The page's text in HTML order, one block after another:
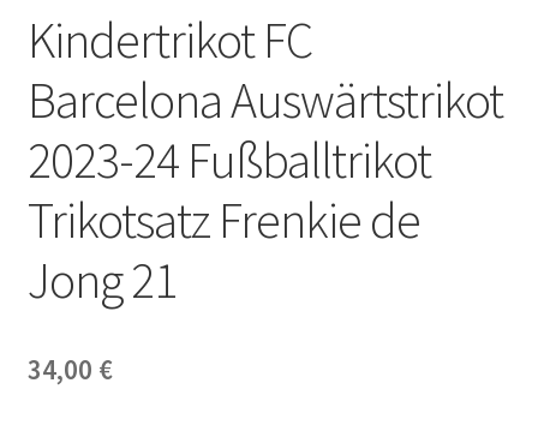
Kindertrikot FC
Barcelona Auswärtstrikot
2023-24 Fußballtrikot
Trikotsatz Frenkie de
Jong 21
34,00 €